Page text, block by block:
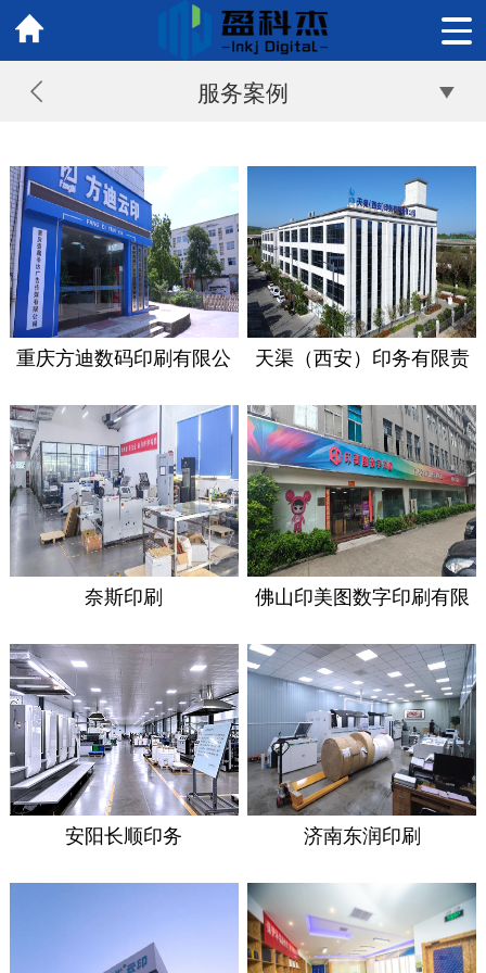
服务案例
重庆方迪数码印刷有限公
天渠（西安）印务有限责
奈斯印刷
佛山印美图数字印刷有限
安阳长顺印务 济南东润印刷